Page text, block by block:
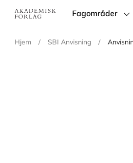
Main
Fagområder
Hjem / SBI Anvisning /